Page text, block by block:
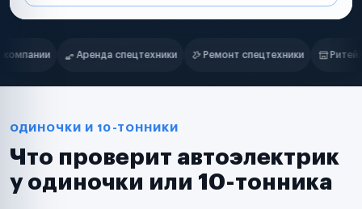
Нам доверяют
Ремонт спецтехники Ритейл-сети Управляющие
Маркетплейсы
Таксопарки
Автодилеры
Поставщики запчастей
ОДИНОЧКИ И 10-ТОННИКИ
Что проверит автоэлектрик
у одиночки или 10-тонника